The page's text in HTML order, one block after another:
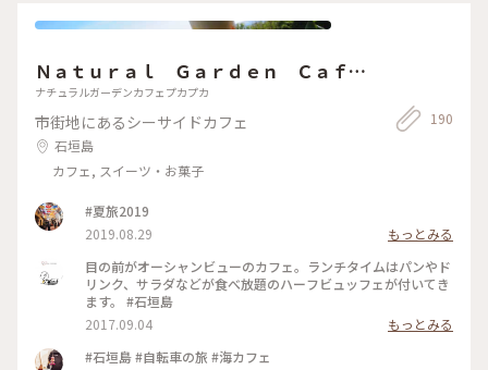
ージアムカフェ#カメカメとは方言
た花ブロックが生まれました。 沖縄県立博物館・美術館のエ
側の様子がよくわかります。 先程投稿した館内のカフェも花ブ
ロックから降り注ぐ柔らかな光に包まれています♪ もしよろ
しければ過去投稿もご覧下さい♪→#沖縄県立博物館美術館 #
アートと建築#沖縄建築#花ブロック#沖縄県立博物館美術館#
文化の日
Ｎａｔｕｒａｌ Ｇａｒｄｅｎ Ｃａｆ
ｅ ＰＵＦＦ ＰＵＦＦ
ナチュラルガーデンカフェプカプカ
市街地にあるシーサイドカフェ
石垣島
カフェ, スイーツ・お菓子
190
#夏旅2019
2019.08.29
もっとみる
目の前がオーシャンビューのカフェ。ランチタイムはパンやド
リンク、サラダなどが食べ放題のハーフビュッフェが付いてき
ます。 #石垣島
2017.09.04
もっとみる
#石垣島 #自転車の旅 #海カフェ